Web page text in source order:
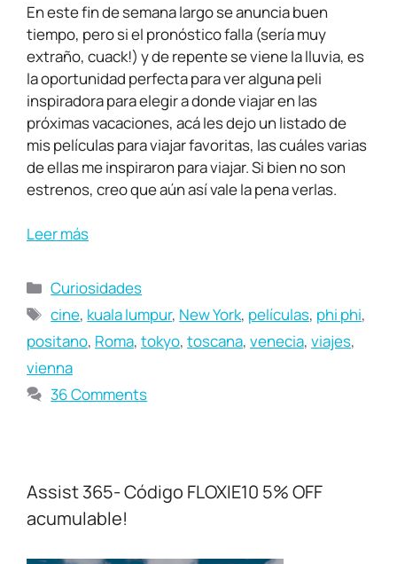
En este fin de semana largo se anuncia buen
tiempo, pero si el pronóstico falla (sería muy
extraño, cuack!) y de repente se viene la lluvia, es
la oportunidad perfecta para ver alguna peli
inspiradora para elegir a donde viajar en las
próximas vacaciones, acá les dejo un listado de
mis películas para viajar favoritas, las cuáles varias
de ellas me inspiraron para viajar. Si bien no son
estrenos, creo que aún así vale la pena verlas.
Leer más
Curiosidades
cine, kuala lumpur, New York, películas, phi phi,
positano, Roma, tokyo, toscana, venecia, viajes,
vienna
36 Comments
Assist 365- Código FLOXIE10 5% OFF
acumulable!